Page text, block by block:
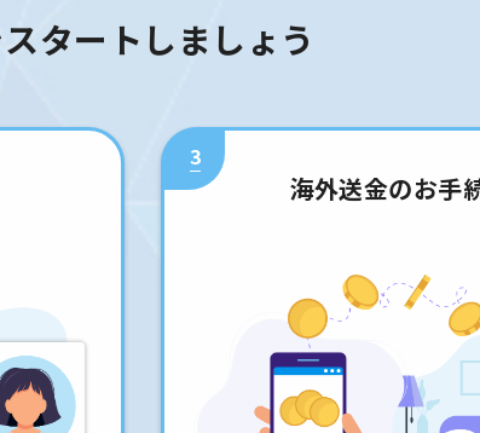
タートしましょう
3
海外送金のお手